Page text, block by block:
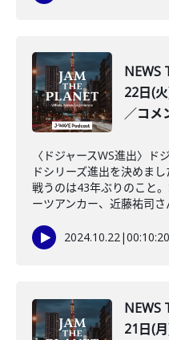
NEWS
22日(
／コメ
〈ドジャースWS進出〉ド
ドシリーズ進出を決めま
戦うのは43年ぶりのこと
ーツアンカー、近藤祐司さ
2024.10.22|00:10:20
NEWS
21日(